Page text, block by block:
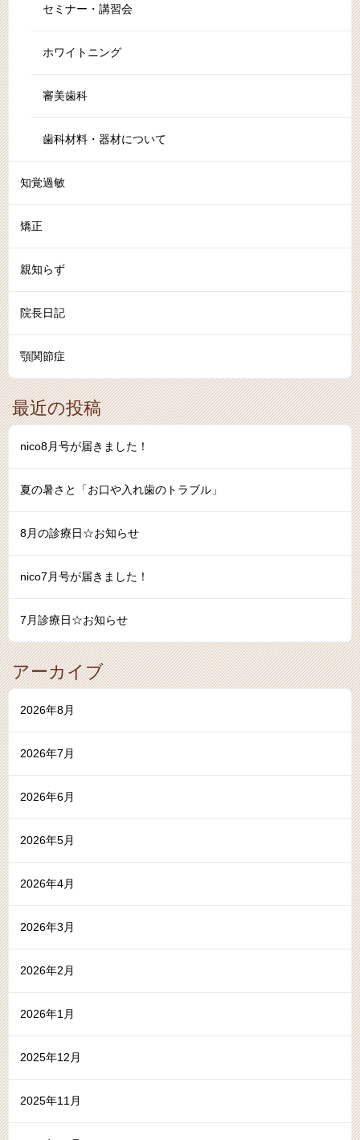
セミナー・講習会
ホワイトニング
審美歯科
歯科材料・器材について
知覚過敏
矯正
親知らず
院長日記
顎関節症
最近の投稿
nico8月号が届きました！
夏の暑さと「お口や入れ歯のトラブル」
8月の診療日☆お知らせ
nico7月号が届きました！
7月診療日☆お知らせ
アーカイブ
2026年8月
2026年7月
2026年6月
2026年5月
2026年4月
2026年3月
2026年2月
2026年1月
2025年12月
2025年11月